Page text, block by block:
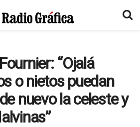
“Ojalá
o nietos puedan
nuevo la celeste y